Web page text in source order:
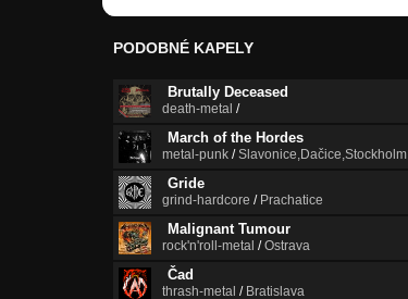
PODOBNÉ KAPELY
Brutally Deceased
death-metal /
March of the Hordes
metal-punk /Slavonice,Dačice,Stockholm
Gride
grind-hardcore / Prachatice
Malignant Tumour
rock'n'roll-metal /Ostrava
Čad
thrash-metal / Bratislava